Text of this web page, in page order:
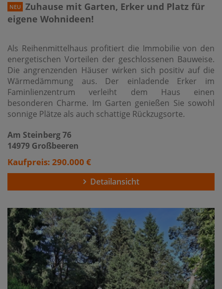
NEU
Zuhause mit Garten, Erker und Platz für
eigene Wohnideen!
Als Reihenmittelhaus profitiert die Immobilie von den
energetischen Vorteilen der geschlossenen Bauweise.
Die angrenzenden Häuser wirken sich positiv auf die
Wärmedämmung aus. Der einladende Erker im
Faminlienzentrum verleiht dem Haus einen
besonderen Charme. Im Garten genießen Sie sowohl
sonnige Plätze als auch schattige Rückzugsorte.
Am Steinberg 76
14979 Großbeeren
Kaufpreis: 290.000 €
Detailansicht